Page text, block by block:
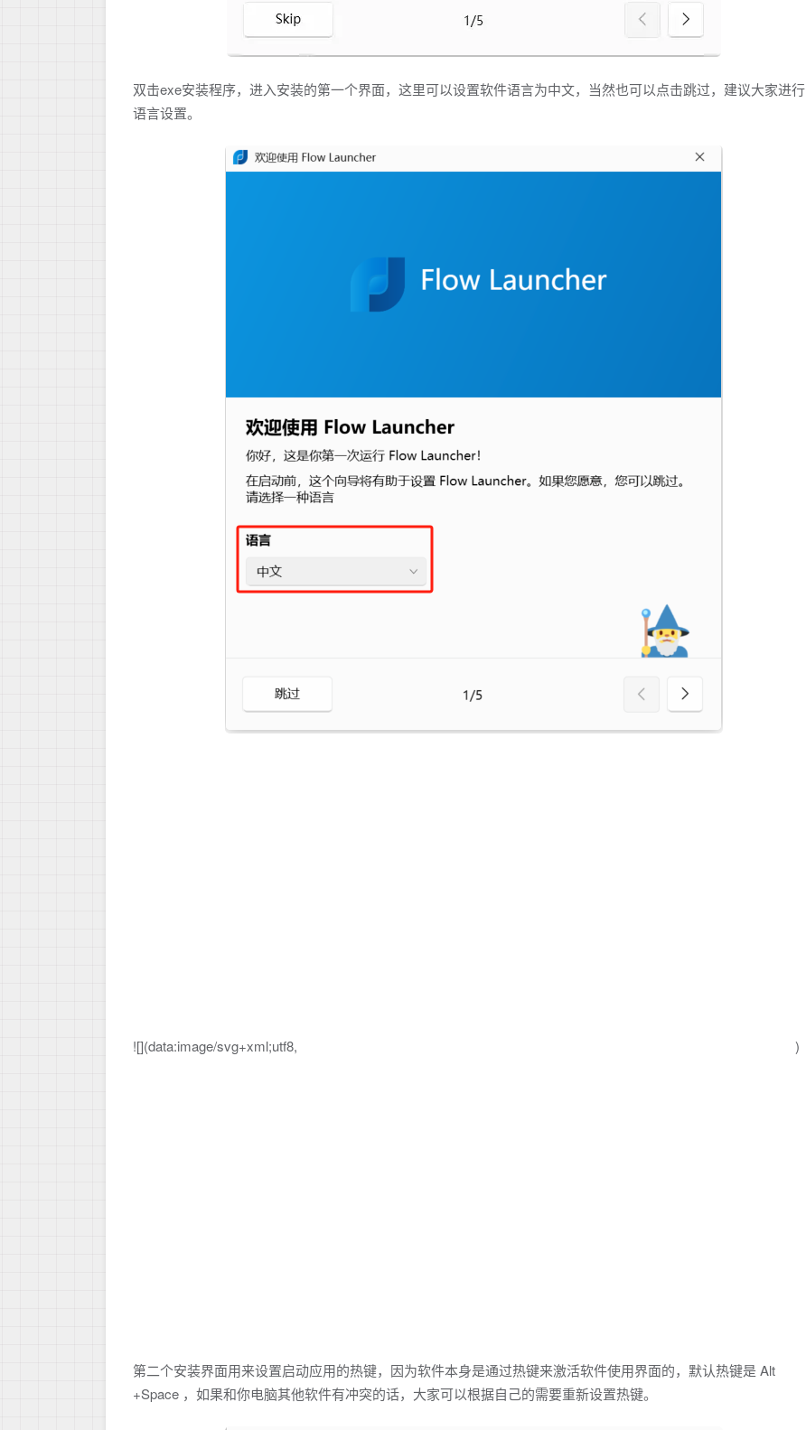
双击exe安装程序，进入安装的第一个界面，这里可以设置软件语言为中文，当然也可以点击跳过，建议大家进行
语言设置。
![](data:image/svg+xml;utf8, )
第二个安装界面用来设置启动应用的热键，因为软件本身是通过热键来激活软件使用界面的，默认热键是 Alt
+Space ，如果和你电脑其他软件有冲突的话，大家可以根据自己的需要重新设置热键。